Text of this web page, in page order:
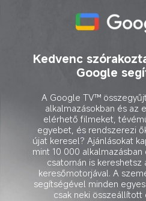
Kedvenc
Google
A Google TV™
alkalmazásokban és az
elérhető filmeket,
egyebet, és rendszerezi
újat keresel? Ajánlásokat
mint 10 000
csatornán is
keresőmotorjával. A
segítségével minden
csak neki összeállított